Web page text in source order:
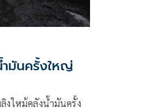
มันครั้งใหญ่
งไหม้คลังน้ำมันครั้ง